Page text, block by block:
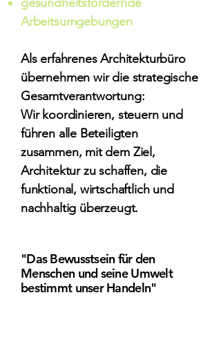
Arbeitsumgebungen
Als erfahrenes Architekturbüro
übernehmen wir die strategische
Gesamtverantwortung:
Wir koordinieren, steuern und
führen alle Beteiligten
zusammen, mit dem Ziel,
Architektur zu schaffen, die
funktional, wirtschaftlich und
nachhaltig überzeugt.
"Das Bewusstsein für den
Menschen und seine Umwelt
bestimmt unser Handeln"